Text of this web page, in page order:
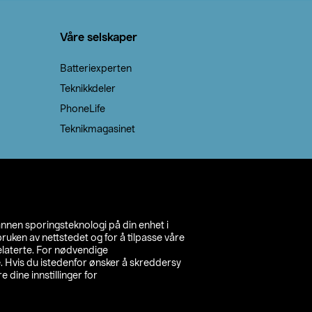
sporingsteknologi på din enhet i
av nettstedet og for å tilpasse våre
For nødvendige
Hvis du istedenfor ønsker å skreddersy
dine innstillinger for
Våre selskaper
Batteriexperten
Teknikkdeler
PhoneLife
Teknikmagasinet